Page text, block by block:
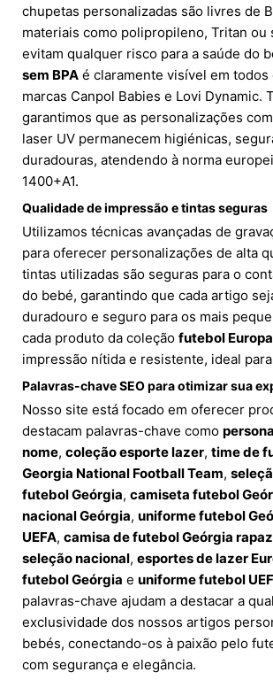
chupetas personalizadas são livres de
materiais como polipropileno, Tritan ou
evitam qualquer risco para a saúde do
sem BPA é claramente visível em todos
marcas Canpol Babies e Lovi Dynamic.
garantimos que as personalizações
laser UV permanecem higiénicas,
duradouras, atendendo à norma
1400+A1.
Qualidade de impressão e tintas seguras
Utilizamos técnicas avançadas de
para oferecer personalizações de alta
tintas utilizadas são seguras para o
do bebé, garantindo que cada artigo
duradouro e seguro para os mais
cada produto da coleção futebol Europa
impressão nítida e resistente, ideal
Palavras-chave SEO para otimizar sua
Nosso site está focado em oferecer
destacam palavras-chave como
nome, coleção esporte lazer, time de
Georgia National Football Team,
futebol Geórgia, camiseta futebol
nacional Geórgia, uniforme futebol
UEFA, camisa de futebol Geórgia
seleção nacional, esportes de lazer
futebol Geórgia e uniforme futebol
palavras-chave ajudam a destacar a
exclusividade dos nossos artigos
bebés, conectando-os à paixão pelo
com segurança e elegância.